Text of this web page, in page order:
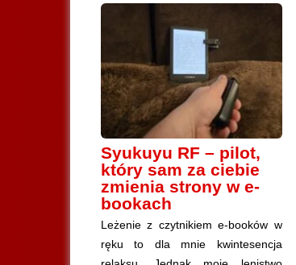
Syukuyu RF – pilot,
który sam za ciebie
zmienia strony w e-
bookach
Leżenie z czytnikiem e-booków w
ręku to dla mnie kwintesencja